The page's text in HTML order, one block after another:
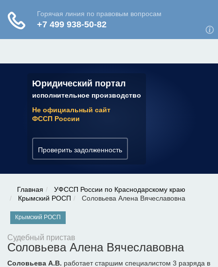
Юридический портал
исполнительное производство
Не официальный сайт
ФССП России
Проверить задолженность
✆ 7 (800) 350-22-64
Главная
УФССП России по Краснодарскому краю
Крымский РОСП
Соловьева Алена Вячеславовна
Крымский РОСП
Судебный пристав
Соловьева Алена Вячеславовна
Соловьева А.В. работает старшим специалистом 3 разряда в